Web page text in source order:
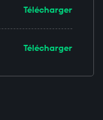
Télécharger
Télécharger